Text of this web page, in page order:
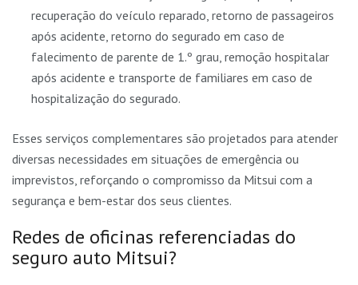
recuperação do veículo reparado, retorno de passageiros
após acidente, retorno do segurado em caso de
falecimento de parente de 1.º grau, remoção hospitalar
após acidente e transporte de familiares em caso de
hospitalização do segurado.
Esses serviços complementares são projetados para atender
diversas necessidades em situações de emergência ou
imprevistos, reforçando o compromisso da Mitsui com a
segurança e bem-estar dos seus clientes.
Redes de oficinas referenciadas do
seguro auto Mitsui?